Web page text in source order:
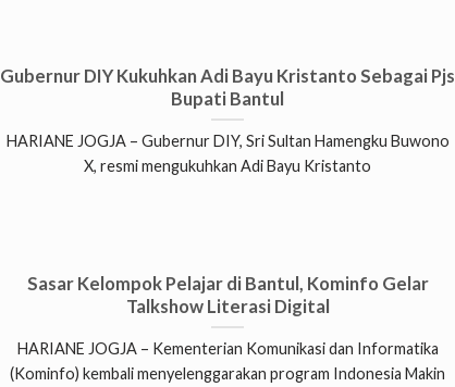
Gubernur DIY Kukuhkan Adi Bayu Kristanto Sebagai Pjs
Bupati Bantul
HARIANE JOGJA – Gubernur DIY, Sri Sultan Hamengku Buwono
X, resmi mengukuhkan Adi Bayu Kristanto
Sasar Kelompok Pelajar di Bantul, Kominfo Gelar
Talkshow Literasi Digital
HARIANE JOGJA – Kementerian Komunikasi dan Informatika
(Kominfo) kembali menyelenggarakan program Indonesia Makin